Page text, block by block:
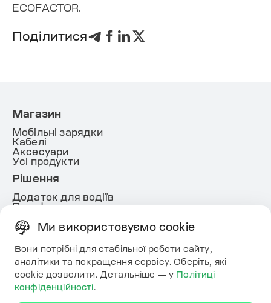
Ми використовуємо cookie
Вони потрібні для стабільної роботи сайту,
аналітики та покращення сервісу. Оберіть, які
cookie дозволити. Детальніше — у Політиці
конфіденційності.
ECOFACTOR.
Поділитися
Магазин
Мобільні зарядки
Кабелі
Аксесуари
Усі продукти
Рішення
Додаток для водіїв
Платформа
Energy
Корисне
Ресурси
Карта
Контакти